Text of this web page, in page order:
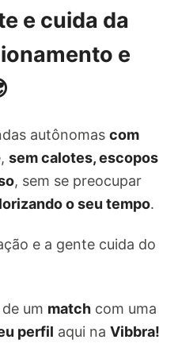
e cuida da
e
autônomascom
sem calotes, escopos
, sem se preocupar
o seu tempo.
e a gente cuida do
um match com uma
perfil aqui naVibbra!